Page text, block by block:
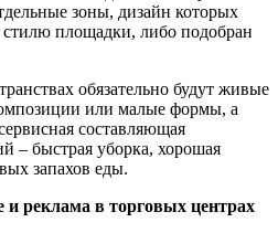
зоны, дизайн которых
стилю площадки, либо подобран
обязательно будут живые
или малые формы, а
составляющая
– быстрая уборка, хорошая
запахов еды.
реклама в торговых центрах